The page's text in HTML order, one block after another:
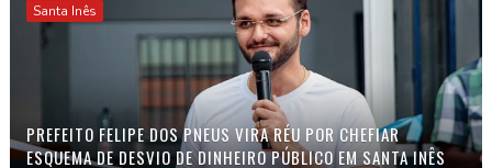
Santa Inês
PREFEITO FELIPE DOS PNEUS VIRA RÉU POR CHEFIAR
ESQUEMA DE DESVIO DE DINHEIRO PÚBLICO EM SANTA INÊS